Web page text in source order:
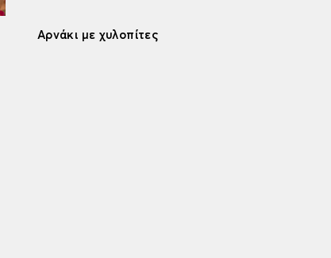
Αρνάκι με χυλοπίτες